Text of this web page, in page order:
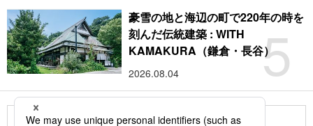
5
豪雪の地と海辺の町で220年の時を
刻んだ伝統建築 : WITH
KAMAKURA（鎌倉・長谷）
2026.08.04